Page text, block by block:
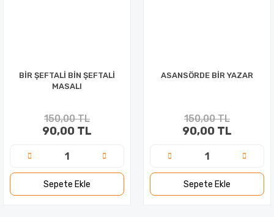
BİR ŞEFTALİ BİN ŞEFTALİ
MASALI
150,00 TL
90,00 TL
Sepete Ekle
ASANSÖRDE BİR YAZAR
150,00 TL
90,00 TL
Sepete Ekle